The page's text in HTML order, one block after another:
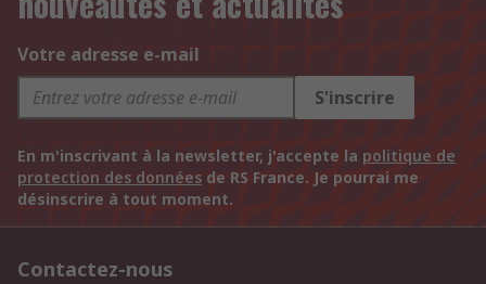
Votre adresse e-mail
S'inscrire
En m'inscrivant à la newsletter, j'accepte la politique de
protection des données de RS France. Je pourrai me
désinscrire à tout moment.
Contactez-nous